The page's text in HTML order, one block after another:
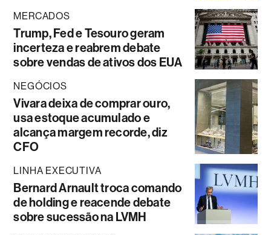
MERCADOS
Trump, Fed e Tesouro geram
incerteza e reabrem debate
sobre vendas de ativos dos EUA
NEGÓCIOS
Vivara deixa de comprar ouro,
usa estoque acumulado e
alcança margem recorde, diz
CFO
LINHA EXECUTIVA
Bernard Arnault troca comando
de holding e reacende debate
sobre sucessão na LVMH